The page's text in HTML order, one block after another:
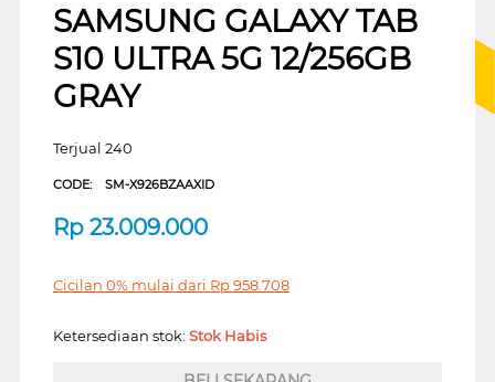
SAMSUNG GALAXY TAB
S10 ULTRA 5G 12/256GB
GRAY
Terjual 240
CODE: SM-X926BZAAXID
Rp 23.009.000
Cicilan 0% mulai dari Rp958.708
Ketersediaan stok: Stok Habis